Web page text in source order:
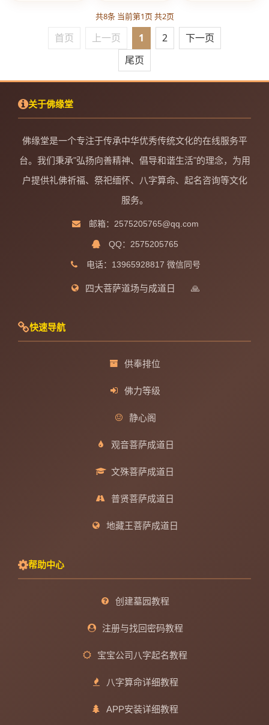
共8条 当前第1页 共2页
首页 上一页 1 2
下一页
尾页
关于佛缘堂
佛缘堂是一个专注于传承中华优秀传统文化的在线服务平
台。我们秉承"弘扬向善精神、倡导和谐生活"的理念，为用
户提供礼佛祈福、祭祀缅怀、八字算命、起名咨询等文化
服务。
邮箱：2575205765@qq.com
QQ：2575205765
电话：13965928817 微信同号
四大菩萨道场与成道日 🙏
快速导航
供奉排位
佛力等级
静心阁
观音菩萨成道日
文殊菩萨成道日
普贤菩萨成道日
地藏王菩萨成道日
帮助中心
创建墓园教程
注册与找回密码教程
宝宝公司八字起名教程
八字算命详细教程
APP安装详细教程